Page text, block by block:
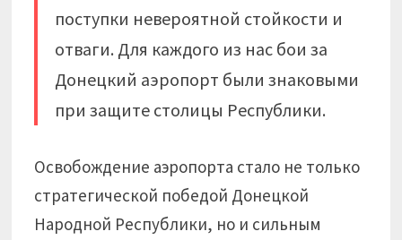
поступки невероятной стойкости и
отваги. Для каждого из нас бои за
Донецкий аэропорт были знаковыми
при защите столицы Республики.
Освобождение аэропорта стало не только
стратегической победой Донецкой
Народной Республики, но и сильным